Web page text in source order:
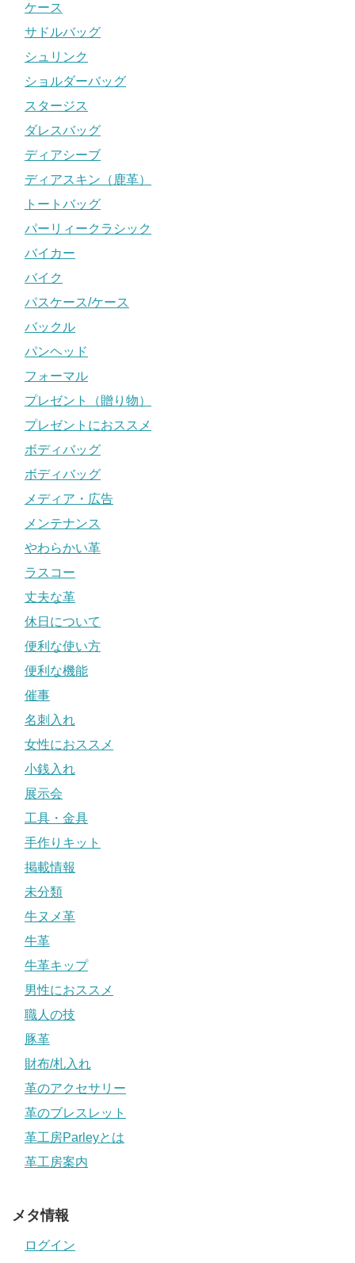
ケース
サドルバッグ
シュリンク
ショルダーバッグ
スタージス
ダレスバッグ
ディアシーブ
ディアスキン（鹿革）
トートバッグ
パーリィークラシック
バイカー
バイク
パスケース/ケース
バックル
パンヘッド
フォーマル
プレゼント（贈り物）
プレゼントにおススメ
ボディバッグ
ボディバッグ
メディア・広告
メンテナンス
やわらかい革
ラスコー
丈夫な革
休日について
便利な使い方
便利な機能
催事
名刺入れ
女性におススメ
小銭入れ
展示会
工具・金具
手作りキット
掲載情報
未分類
牛ヌメ革
牛革
牛革キップ
男性におススメ
職人の技
豚革
財布/札入れ
革のアクセサリー
革のブレスレット
革工房Parleyとは
革工房案内
メタ情報
ログイン